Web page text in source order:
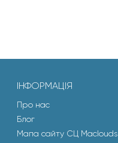
ІНФОРМАЦІЯ
Про нас
Блог
Мапа сайту СЦ Maclouds